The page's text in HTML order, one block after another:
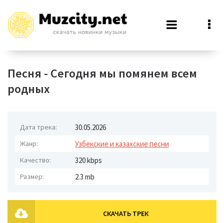
Песня - Сегодня мы помянем всем
родных
Дата трека: 30.05.2026
Жанр: Узбекские и казахские песни
Качество: 320 kbps
Размер: 2.3 mb
СКАЧАТЬ ТРЕК